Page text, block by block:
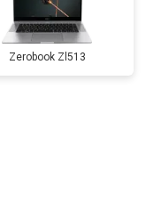
Zerobook Zl513